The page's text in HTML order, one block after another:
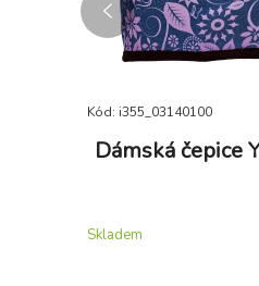
Kód: i355_03140100
Dámská čepice
Skladem